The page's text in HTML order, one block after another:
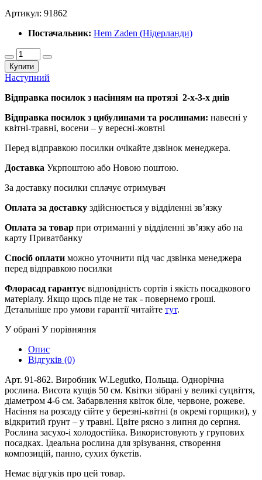
Артикул: 91862
Постачальник: Hem Zaden (Нідерланди)
Купити
Наступний
Відправка посилок з насінням на протязі 2-х-3-х днів
Відправка посилок з цибулинами та рослинами: навесні у
квітні-травні, восени – у вересні-жовтні
Перед відправкою посилки очікайте дзвінок менеджера.
Доставка Укрпоштою або Новою поштою.
За доставку посилки сплачує отримувач
Оплата за доставку здійснюється у відділенні зв’язку
Оплата за товар при отриманні у відділенні зв’язку або на
карту Приватбанку
Спосіб оплати можно уточнити під час дзвінка менеджера
перед відправкою посилки
Флорасад гарантує відповідність сортів і якість посадкового
матеріалу. Якщо щось піде не так - повернемо гроші.
Детальніше про умови гарантії читайте тут.
У обрані У порівняння
Опис
Відгуків (0)
Арт. 91-862. Виробник W.Legutko, Польща. Однорічна
рослина. Висота кущів 50 см. Квітки зібрані у великі суцвіття,
діаметром 4-6 см. Забарвлення квіток біле, червоне, рожеве.
Насіння на розсаду сійте у березні-квітні (в окремі горщики), у
відкритий ґрунт – у травні. Цвіте рясно з липня до серпня.
Рослина засухо-і холодостійка. Використовують у групових
посадках. Ідеальна рослина для зрізування, створення
композицій, панно, сухих букетів.
Немає відгуків про цей товар.